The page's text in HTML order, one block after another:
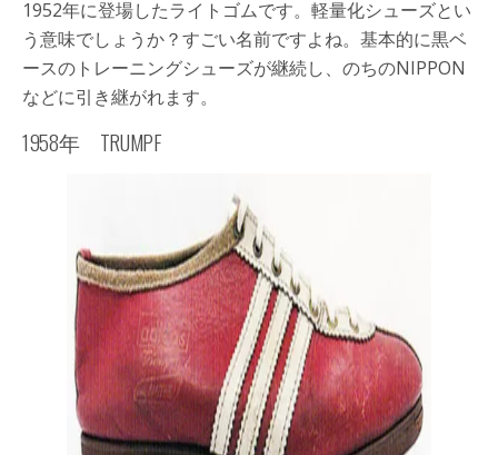
1952年に登場したライトゴムです。軽量化シューズとい
う意味でしょうか？すごい名前ですよね。基本的に黒ベ
ースのトレーニングシューズが継続し、のちのNIPPON
などに引き継がれます。
1958年 TRUMPF